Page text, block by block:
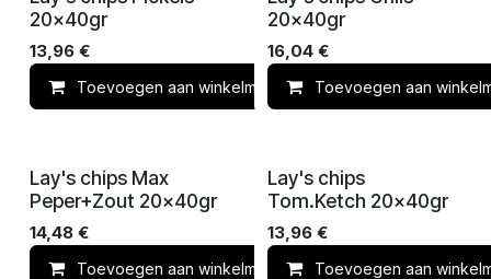
20x40gr
13,96 €
Toevoegen aan winkelmandje
20x40gr
16,04€
Toevoegen aan
Lay's chips Max
Peper+Zout 20x40gr
14,48 €
Toevoegen aan winkelmandje
Lay's chips
Tom.Ketch 20x40gr
13,96€
Toevoegen aan